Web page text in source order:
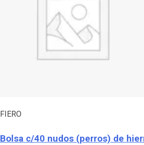
FIERO
Bolsa c/40 nudos (perros) de